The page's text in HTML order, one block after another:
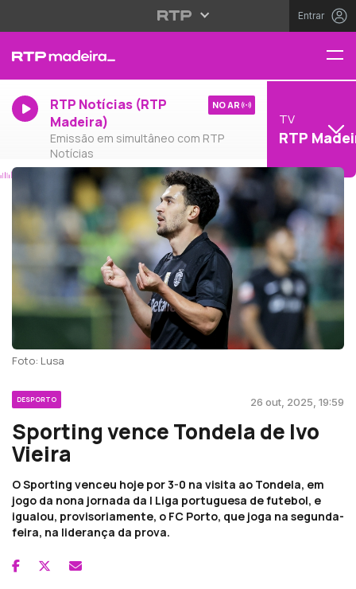
Entrar
RTP Notícias (RTP
Madeira)
Emissão em simultâneo com RTP
Notícias
NO AR
TV
RTP
Foto: Lusa
DESPORTO 26 out, 2025, 19:59
Sporting vence Tondela de Ivo
Vieira
O Sporting venceu hoje por 3-0 na visita ao Tondela, em
jogo da nona jornada da I Liga portuguesa de futebol, e
igualou, provisoriamente, o FC Porto, que joga na segunda-
feira, na liderança da prova.